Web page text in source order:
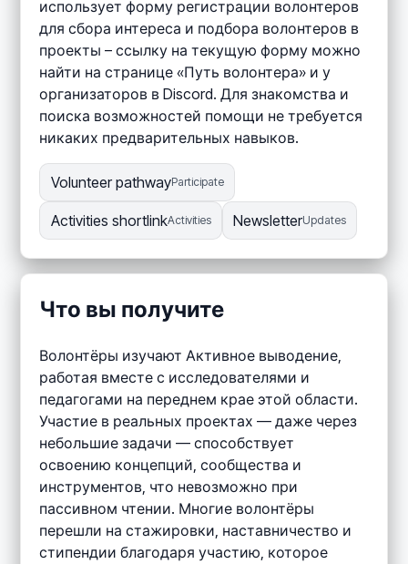
использует форму регистрации волонтеров
для сбора интереса и подбора волонтеров в
проекты – ссылку на текущую форму можно
найти на странице «Путь волонтера» и у
организаторов в Discord. Для знакомства и
поиска возможностей помощи не требуется
никаких предварительных навыков.
Volunteer pathwayParticipate
Activities shortlinkActivities NewsletterUpdates
Что вы получите
Волонтёры изучают Активное выводение,
работая вместе с исследователями и
педагогами на переднем крае этой области.
Участие в реальных проектах — даже через
небольшие задачи — способствует
освоению концепций, сообщества и
инструментов, что невозможно при
пассивном чтении. Многие волонтёры
перешли на стажировки, наставничество и
стипендии благодаря участию, которое